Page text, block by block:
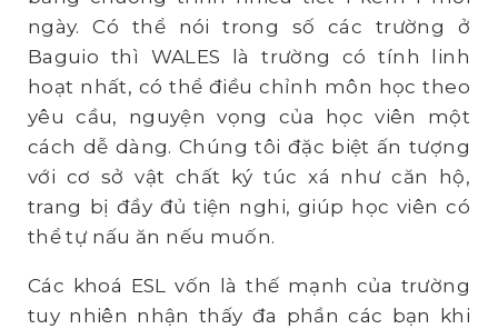
ngày. Có thể nói trong số các trường ở
Baguio thì WALES là trường có tính linh
hoạt nhất, có thể điều chỉnh môn học theo
yêu cầu, nguyện vọng của học viên một
cách dễ dàng. Chúng tôi đặc biệt ấn tượng
với cơ sở vật chất ký túc xá như căn hộ,
trang bị đầy đủ tiện nghi, giúp học viên có
thể tự nấu ăn nếu muốn.
Các khoá ESL vốn là thế mạnh của trường
tuy nhiên nhận thấy đa phần các bạn khi